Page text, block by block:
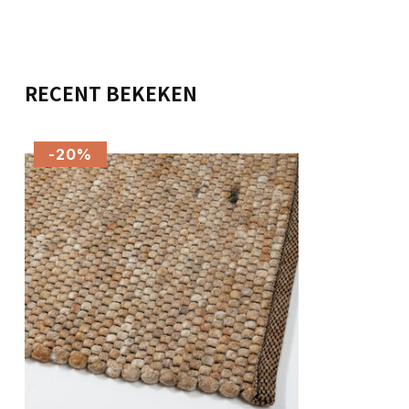
RECENT BEKEKEN
-20%